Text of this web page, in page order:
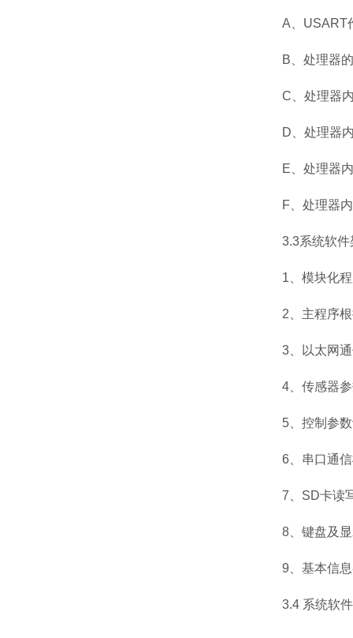
A USART
B 、处理器的
C 、处理器
D 、处理器
E 、处理器
F 、处理器
3.3系统软件
1 、模块化
2 、主程序
3 、以太网
4 、传感器
5 、控制参
6 、串口通
7 SD卡读
8 、键盘及
9 、基本信
3.4 系统软